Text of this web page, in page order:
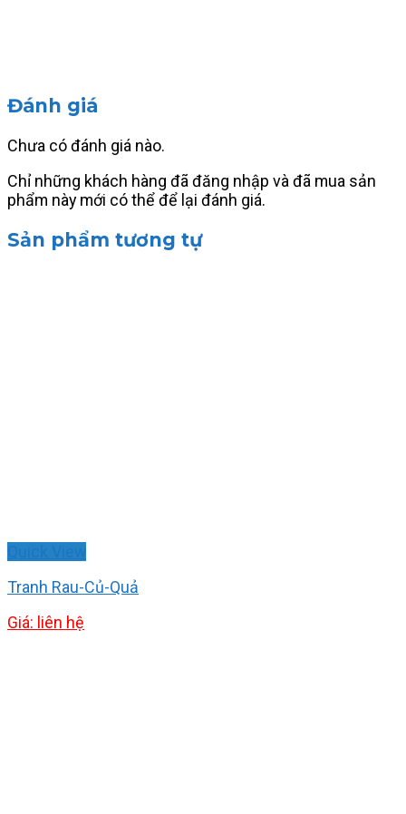
Đánh giá
Chưa có đánh giá nào.
Chỉ những khách hàng đã đăng nhập và đã mua sản
phẩm này mới có thể để lại đánh giá.
Sản phẩm tương tự
Tranh Rau-Củ-Quả
Giá: liên hệ